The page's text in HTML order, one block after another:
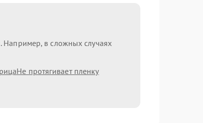
Например, в сложных случаях
Не протягивает пленку